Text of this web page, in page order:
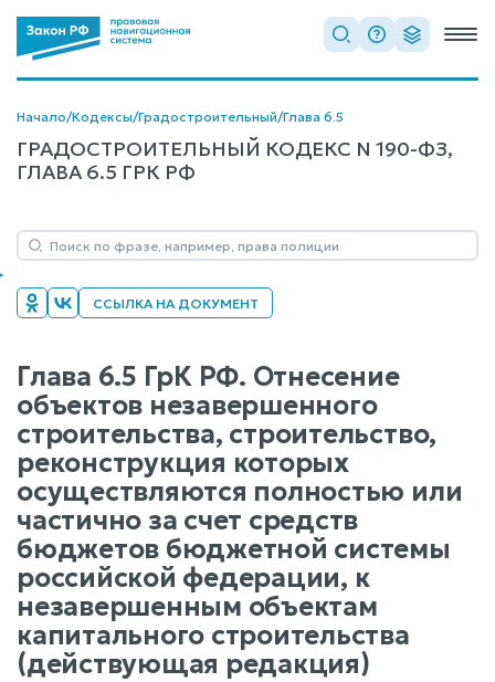
Начало/Кодексы/Градостроительный/Глава 6.5
ГРАДОСТРОИТЕЛЬНЫЙ КОДЕКС N 190-ФЗ,
ГЛАВА 6.5 ГРК РФ
ССЫЛКА НА ДОКУМЕНТ
Глава 6.5 ГрК РФ. Отнесение
объектов незавершенного
строительства, строительство,
реконструкция которых
осуществляются полностью или
частично за счет средств
бюджетов бюджетной системы
российской федерации, к
незавершенным объектам
капитального строительства
(действующая редакция)